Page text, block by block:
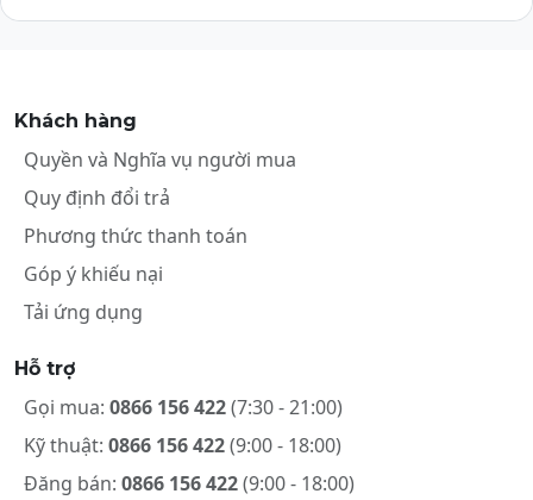
Khách hàng
Quyền và Nghĩa vụ người mua
Quy định đổi trả
Phương thức thanh toán
Góp ý khiếu nại
Tải ứng dụng
Hỗ trợ
Gọi mua: 0866 156 422(7:30 - 21:00)
Kỹ thuật: 0866 156 422(9:00 - 18:00)
Đăng bán: 0866 156 422(9:00 - 18:00)